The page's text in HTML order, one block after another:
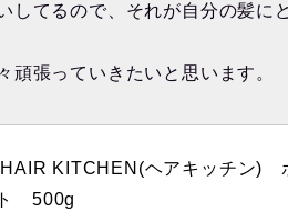
してるので、それが自分の髪に
頑張っていきたいと思います。
KITCHEN(ヘアキッチン)　
　500g